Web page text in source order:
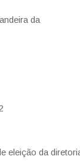
da
eleição da